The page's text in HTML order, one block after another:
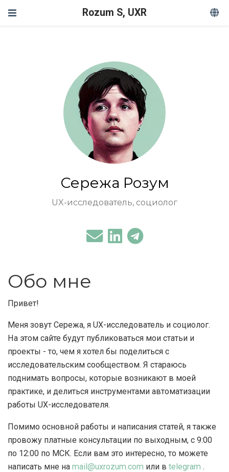
Rozum S, UXR
Сережа Розум
UX-исследователь, социолог
Обо мне
Привет!
Меня зовут Сережа, я UX-исследователь и социолог.
На этом сайте будут публиковаться мои статьи и
проекты - то, чем я хотел бы поделиться с
исследовательским сообществом. Я стараюсь
поднимать вопросы, которые возникают в моей
практике, и делиться инструментами автоматизации
работы UX-исследователя.
Помимо основной работы и написания статей, я также
провожу платные консультации по выходным, с 9:00
по 12:00 по МСК. Если вам это интересно, то можете
написать мне на mail@uxrozum.com или в telegram .